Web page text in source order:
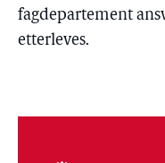
fagdepartement
etterleves.